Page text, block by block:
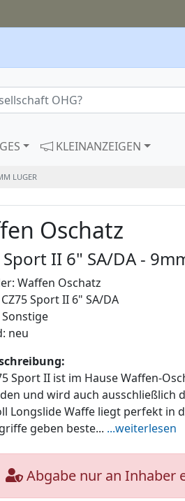
KLEINANZEIGEN
LUGER
Oschatz
Sport II 6" SA/DA -
Waffen Oschatz
Sport II 6" SA/DA
neu
Sport II ist im Hause Waffen-
und wird auch ausschließlich
Longslide Waffe liegt perfekt in
geben beste... ...weiterlesen
Abgabe nur an Inhaber